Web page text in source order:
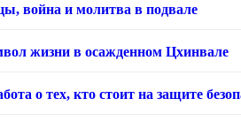
война и молитва в подвале
жизни в осажденном Цхинвале
о тех, кто стоит на защите